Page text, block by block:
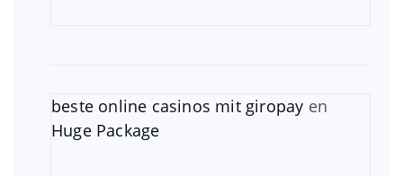
beste online casinos mit giropay en
Huge Package